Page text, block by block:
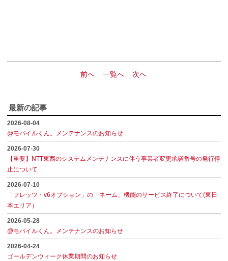
前へ 一覧へ 次へ
最新の記事
2026-08-04
@モバイルくん。メンテナンスのお知らせ
2026-07-30
【重要】NTT東西のシステムメンテナンスに伴う事業者変更承諾番号の発行停
止について
2026-07-10
「フレッツ・v6オプション」の「ネーム」機能のサービス終了について(東日
本エリア）
2026-05-28
@モバイルくん。メンテナンスのお知らせ
2026-04-24
ゴールデンウィーク休業期間のお知らせ